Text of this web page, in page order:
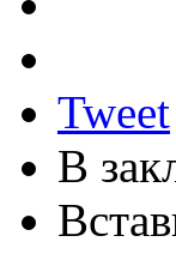
Tweet
В